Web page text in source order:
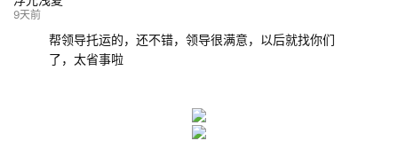
9天前
帮领导托运的，还不错，领导很满意，以后就找你们
了，太省事啦